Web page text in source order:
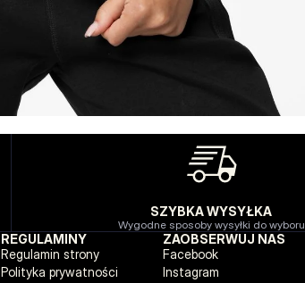
SZYBKA WYSYŁKA
Wygodne sposoby wysyłki do wyboru
REGULAMINY
Regulamin strony
Polityka prywatności
ZAOBSERWUJ NAS
Facebook
Instagram